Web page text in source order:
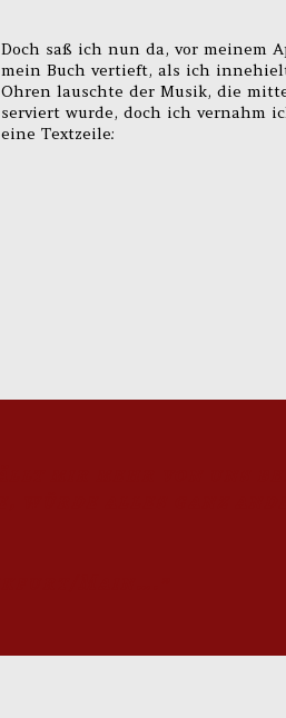
Doch saß ich nun da, vor meinem
mein Buch vertieft, als ich
Ohren lauschte der Musik, die
serviert wurde, doch ich vernahm
eine Textzeile: